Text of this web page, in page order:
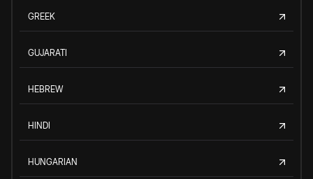
GREEK
GUJARATI
HEBREW
HINDI
HUNGARIAN